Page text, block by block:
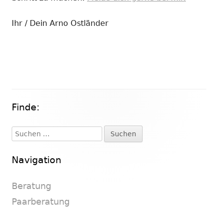
Ihr / Dein Arno Ostländer
Haupt-
Seitenleiste
Finde:
Suchen
nach:
Navigation
Beratung
Paarberatung